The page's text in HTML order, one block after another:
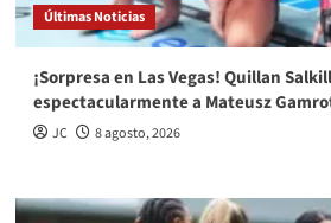
Últimas Noticias
¡Sorpresa en Las Vegas! Quillan
espectacularmente a Mateusz
JC 8 agosto, 2026